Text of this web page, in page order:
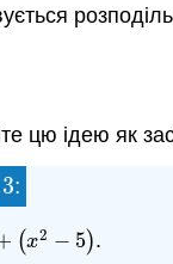
цю ідею як
3
3:
(x2 − 5)
( x2− 5)
.